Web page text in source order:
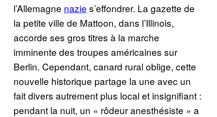
l’Allemagne nazie s’effondrer. La gazette de
la petite ville de Mattoon, dans l’Illinois,
accorde ses gros titres à la marche
imminente des troupes américaines sur
Berlin. Cependant, canard rural oblige, cette
nouvelle historique partage la une avec un
fait divers autrement plus local et insignifiant :
pendant la nuit, un « rôdeur anesthésiste » a